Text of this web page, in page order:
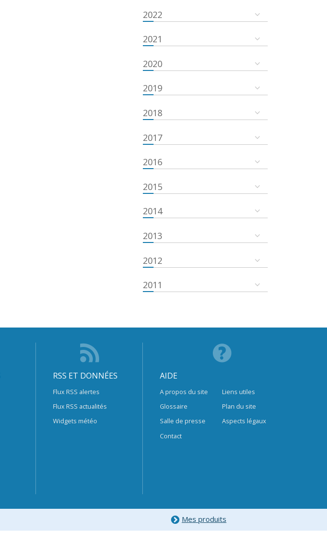
2022
2021
2020
2019
2018
2017
2016
2015
2014
2013
2012
2011
RSS ET DONNÉES
Flux RSS alertes
Flux RSS actualités
Widgets météo
AIDE
A propos du site
Glossaire
Salle de presse
Contact
Liens utiles
Plan du site
Aspects légaux
Mes produits